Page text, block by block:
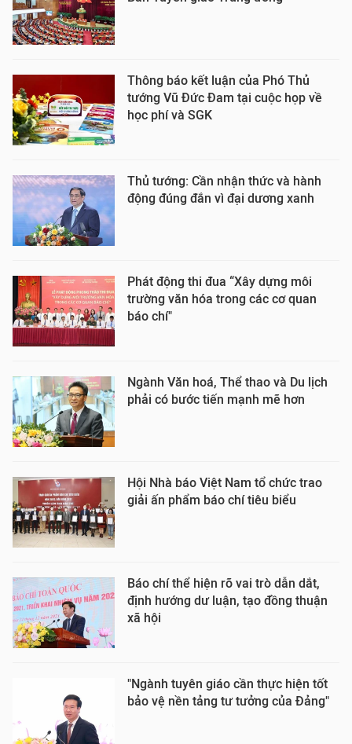
Thông báo kết luận của Phó Thủ
tướng Vũ Đức Đam tại cuộc họp về
học phí và SGK
Thủ tướng: Cần nhận thức và hành
động đúng đắn vì đại dương xanh
Phát động thi đua “Xây dựng môi
trường văn hóa trong các cơ quan
báo chí"
Ngành Văn hoá, Thể thao và Du lịch
phải có bước tiến mạnh mẽ hơn
Hội Nhà báo Việt Nam tổ chức trao
giải ấn phẩm báo chí tiêu biểu
Báo chí thể hiện rõ vai trò dẫn dắt,
định hướng dư luận, tạo đồng thuận
xã hội
"Ngành tuyên giáo cần thực hiện tốt
bảo vệ nền tảng tư tưởng của Đảng"